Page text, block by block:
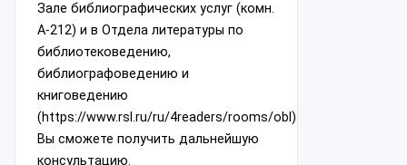
Зале библиографических услуг (комн.
А-212) и в Отдела литературы по
библиотековедению,
библиографоведению и
книговедению
(https://www.rsl.ru/ru/4readers/rooms/obl)
Вы сможете получить дальнейшую
консультацию.